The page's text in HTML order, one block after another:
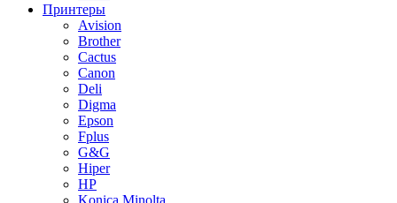
Принтеры
Avision
Brother
Cactus
Canon
Deli
Digma
Epson
Fplus
G&G
Hiper
HP